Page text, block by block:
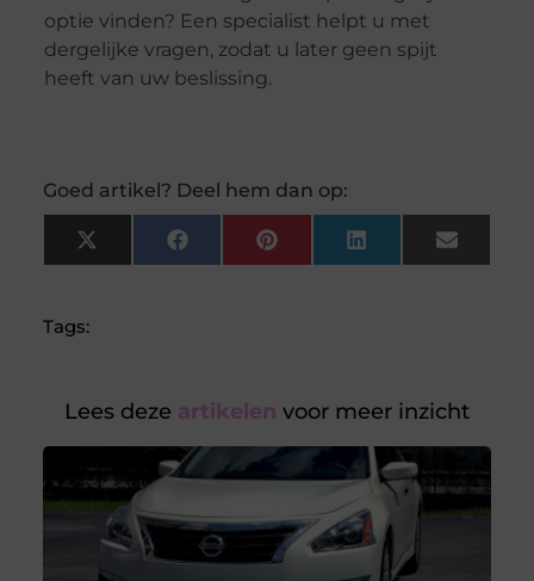
optie vinden? Een specialist helpt u met
dergelijke vragen, zodat u later geen spijt
heeft van uw beslissing.
Goed artikel? Deel hem dan op:
X
(Twitter)
FacebookPinterest LinkedIn Email
Tags:
Lees deze artikelen voor meer inzicht